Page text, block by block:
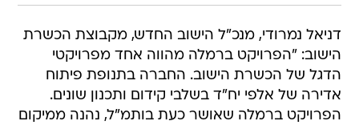
דניאל נמרודי, מנכ"ל הישוב החדש, מקבוצת הכשרת
הישוב: "הפרויקט ברמלה מהווה אחד מפרויקטי
הדגל של הכשרת הישוב. החברה בתנופת פיתוח
אדירה של אלפי יח"ד בשלבי קידום ותכנון שונים.
הפרויקט ברמלה שאושר כעת בותמ"ל, נהנה ממיקום